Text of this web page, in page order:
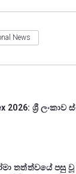
News
2026: ශ්‍රී ලංකාව
තත්ත්වයේ පසු වූ